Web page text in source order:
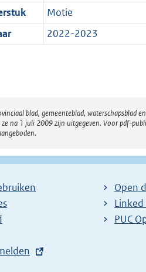
Motie
2022-2023
blad, gemeenteblad,
na 1 juli 2009 zijn uitgegeven. Voor pdf-
Open
PUC